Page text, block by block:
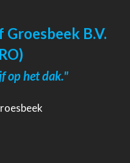
B.V.
op het dak."